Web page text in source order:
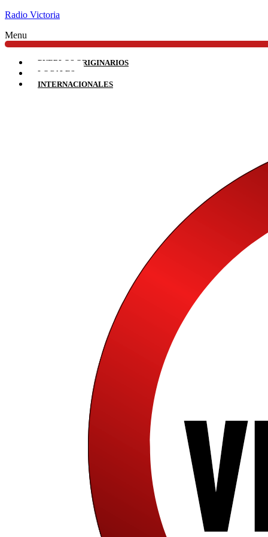
Radio Victoria
Menu
PUEBLOS ORIGINARIOS
LOCALES
INTERNACIONALES